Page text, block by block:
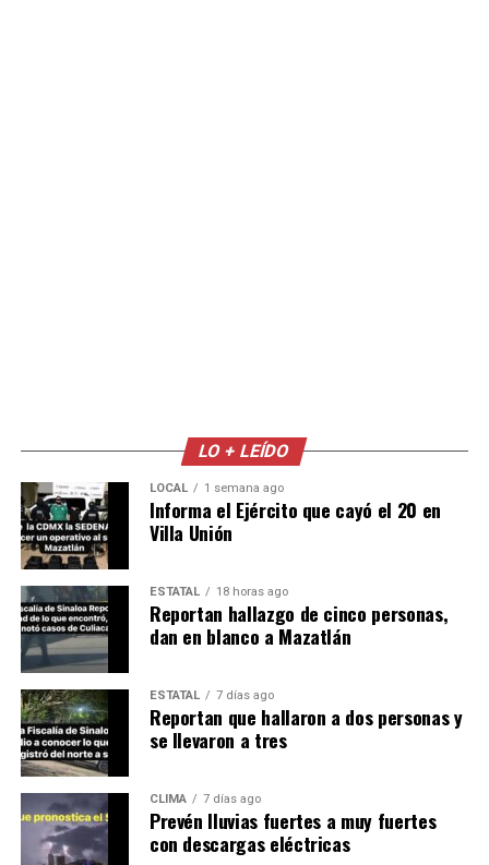
LO + LEÍDO
LOCAL 1 semana ago
Informa el Ejército que cayó el 20 en
Villa Unión
ESTATAL 18 horas ago
Reportan hallazgo de cinco personas,
dan en blanco a Mazatlán
ESTATAL 7 días ago
Reportan que hallaron a dos personas y
se llevaron a tres
CLIMA 7 días ago
Prevén lluvias fuertes a muy fuertes
con descargas eléctricas